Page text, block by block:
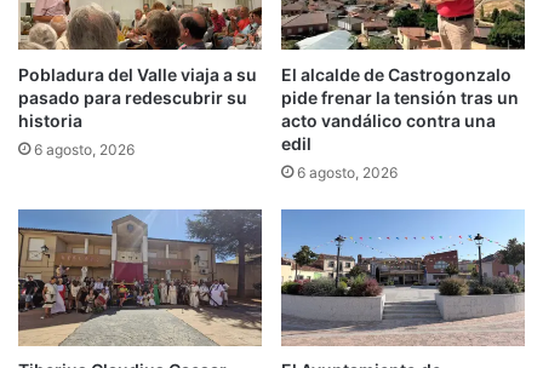
Pobladura del Valle viaja a su
pasado para redescubrir su
historia
6 agosto, 2026
El alcalde de Castrogonzalo
pide frenar la tensión tras un
acto vandálico contra una
edil
6 agosto, 2026